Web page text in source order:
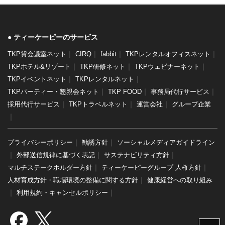
ティーケーピーのサービス
TKP貸会議室ネット CIRQ fabbit TKPレンタルオフィスネット
TKPホテル&リゾート TKP研修ネット TKPウェビナーネット
TKPイベントネット TKPレンタルネット
TKPパーティー・懇親会ネット TKP FOOD 事務局代行サービス
採用代行サービス TKPトラベルネット 運営会社 グループ企業
プライバシーポリシー 勧誘方針 ソーシャルメディアガイドライン
外部送信規律に基づく表記 サステナビリティ方針
マルチステークホルダー方針 ティーケーピーグループ 人権方針
人材育成方針・職場環境の整備に関する方針 健康経営への取り組み
利用規約・キャンセルポリシー